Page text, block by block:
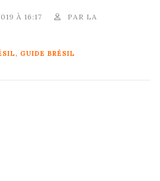
À 16:17 PAR LA
, GUIDE BRÉSIL